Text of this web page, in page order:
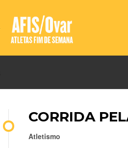
CORRIDA
Atletismo